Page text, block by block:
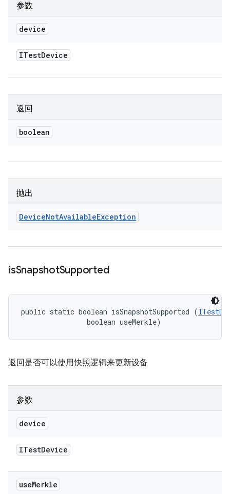
参数
device
ITestDevice
返回
boolean
抛出
DeviceNotAvailableException
isSnapshotSupported
public static boolean isSnapshotSupported (
                boolean useMerkle)
返回是否可以使用快照逻辑来更新设备
参数
device
ITestDevice
useMerkle